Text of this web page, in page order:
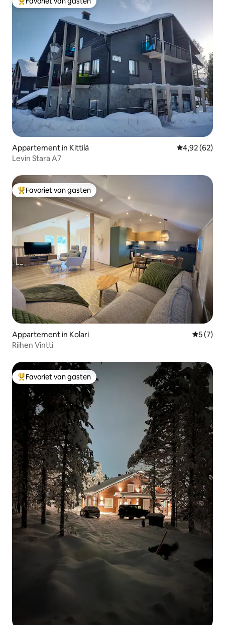
Topfavoriet van gasten
Appartement in Kittilä Gemiddelde
4,92 (62)
Levin Stara A7
Topfavoriet van gasten
Favoriet van gasten
Appartement in Kolari
5 (7)
Riihen Vintti
Topfavoriet van gasten
Favoriet van gasten